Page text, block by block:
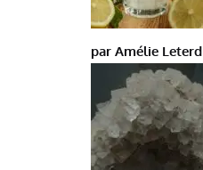
par Amélie Leterd